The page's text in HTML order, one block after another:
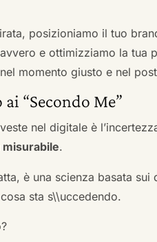
posizioniamo il tuo
e ottimizziamo la tua
momento giusto e nel
“Secondo Me”
nel digitale è
.
è una scienza basata
sta s\\uccedendo.